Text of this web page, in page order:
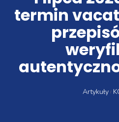
termin
Artykuły